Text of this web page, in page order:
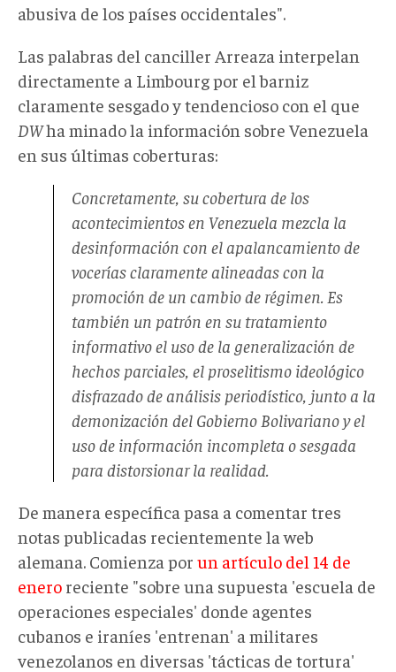
abusiva de los países occidentales".
Las palabras del canciller Arreaza interpelan
directamente a Limbourg por el barniz
claramente sesgado y tendencioso con el que
DWha minado la información sobre Venezuela
en sus últimas coberturas:
Concretamente, su cobertura de los
acontecimientos en Venezuela mezcla la
desinformación con el apalancamiento de
vocerías claramente alineadas con la
promoción de un cambio de régimen. Es
también un patrón en su tratamiento
informativo el uso de la generalización de
hechos parciales, el proselitismo ideológico
disfrazado de análisis periodístico, junto a la
demonización del Gobierno Bolivariano y el
uso de información incompleta o sesgada
para distorsionar la realidad.
De manera específica pasa a comentar tres
notas publicadas recientemente la web
alemana. Comienza por un artículo del 14 de
enero reciente "sobre una supuesta 'escuela de
operaciones especiales' donde agentes
cubanos e iraníes 'entrenan' a militares
venezolanos en diversas 'tácticas de tortura'